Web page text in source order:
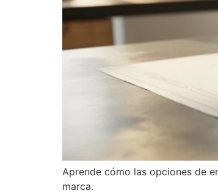
Aprende cómo las opciones de
marca.